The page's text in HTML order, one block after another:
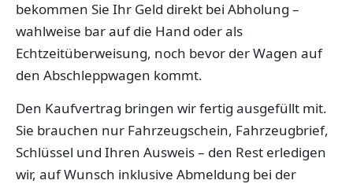
bekommen Sie Ihr Geld direkt bei Abholung –
wahlweise bar auf die Hand oder als
Echtzeitüberweisung, noch bevor der Wagen auf
den Abschleppwagen kommt.
Den Kaufvertrag bringen wir fertig ausgefüllt mit.
Sie brauchen nur Fahrzeugschein, Fahrzeugbrief,
Schlüssel und Ihren Ausweis – den Rest erledigen
wir, auf Wunsch inklusive Abmeldung bei der